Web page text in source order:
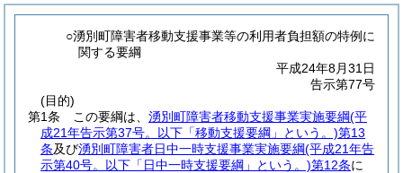
○湧別町障害者移動支援事業等の利用者負担額の特例に
関する要綱
平成24年8月31日
告示第77号
(目的)
第1条
この要綱は、 湧別町障害者移動支援事業実施要綱(平
成21年告示第37号。以下「移動支援要綱」という。)第13
条及び湧別町障害者日中一時支援事業実施要綱(平成21年告
示第40号。以下「日中一時支援要綱」という。)第12条に